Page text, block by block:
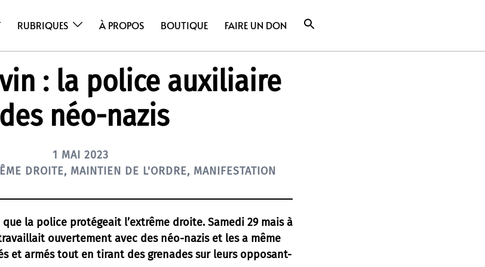
RUBRIQUES À PROPOS BOUTIQUE FAIRE UN DON
: la police auxiliaire
des néo-nazis
1 MAI 2023
DROITE, MAINTIEN DE L'ORDRE, MANIFESTATION
la police protégeait l’extrême droite. Samedi 29 mais à
ouvertement avec des néo-nazis et les a même
et armés tout en tirant des grenades sur leurs opposant-